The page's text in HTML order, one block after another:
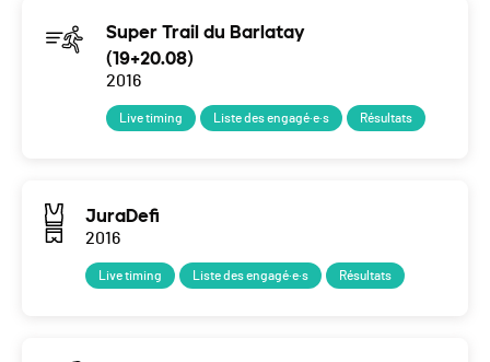
Super Trail du Barlatay
(19+20.08)
2016
Live timing Liste des engagé·e·s Résultats
JuraDefi
2016
Live timing Liste des engagé·e·s Résultats